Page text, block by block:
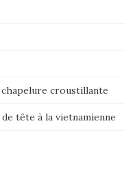
croustillante
tête à la vietnamienne